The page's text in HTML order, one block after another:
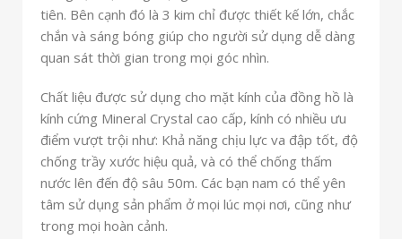
tiên. Bên cạnh đó là 3 kim chỉ được thiết kế lớn, chắc
chắn và sáng bóng giúp cho người sử dụng dễ dàng
quan sát thời gian trong mọi góc nhìn.
Chất liệu được sử dụng cho mặt kính của đồng hồ là
kính cứng Mineral Crystal cao cấp, kính có nhiều ưu
điểm vượt trội như: Khả năng chịu lực va đập tốt, độ
chống trầy xước hiệu quả, và có thể chống thấm
nước lên đến độ sâu 50m. Các bạn nam có thể yên
tâm sử dụng sản phẩm ở mọi lúc mọi nơi, cũng như
trong mọi hoàn cảnh.